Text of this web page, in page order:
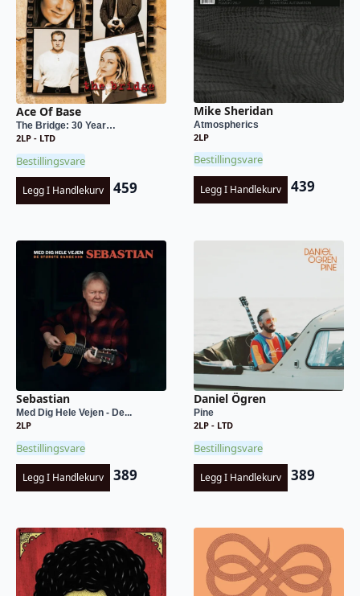
Ace Of Base
The Bridge: 30 Year…
2LP - LTD
Bestillingsvare
Legg I Handlekurv 459
Mike Sheridan
Atmospherics
2LP
Bestillingsvare
Legg I Handlekurv 439
Sebastian
Med Dig Hele Vejen - De...
2LP
Bestillingsvare
Legg I Handlekurv 389
Daniel Ögren
Pine
2LP - LTD
Bestillingsvare
Legg I Handlekurv 389